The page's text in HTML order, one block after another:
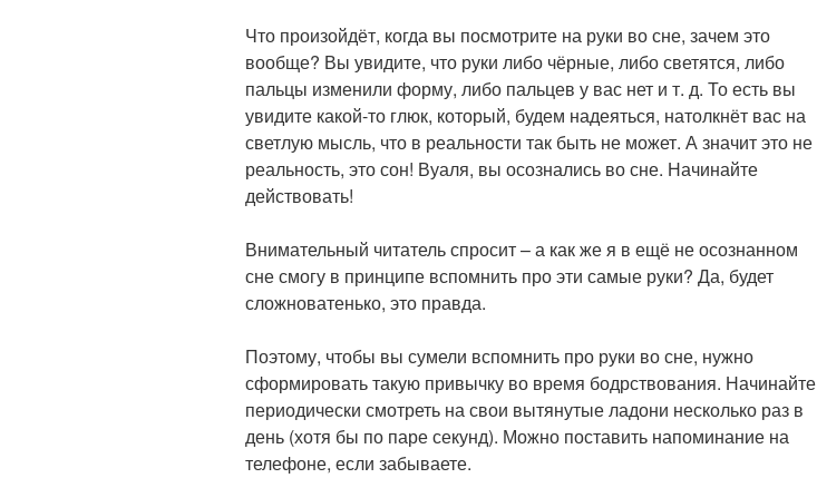
Что произойдёт, когда вы посмотрите на руки во сне, зачем это
вообще? Вы увидите, что руки либо чёрные, либо светятся, либо
пальцы изменили форму, либо пальцев у вас нет и т. д. То есть вы
увидите какой-то глюк, который, будем надеяться, натолкнёт вас на
светлую мысль, что в реальности так быть не может. А значит это не
реальность, это сон! Вуаля, вы осознались во сне. Начинайте
действовать!
Внимательный читатель спросит – а как же я в ещё не осознанном
сне смогу в принципе вспомнить про эти самые руки? Да, будет
сложноватенько, это правда.
Поэтому, чтобы вы сумели вспомнить про руки во сне, нужно
сформировать такую привычку во время бодрствования. Начинайте
периодически смотреть на свои вытянутые ладони несколько раз в
день (хотя бы по паре секунд). Можно поставить напоминание на
телефоне, если забываете.